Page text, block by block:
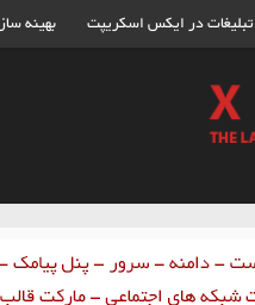
تبلیغات در ایکس اسکریپت بهینه